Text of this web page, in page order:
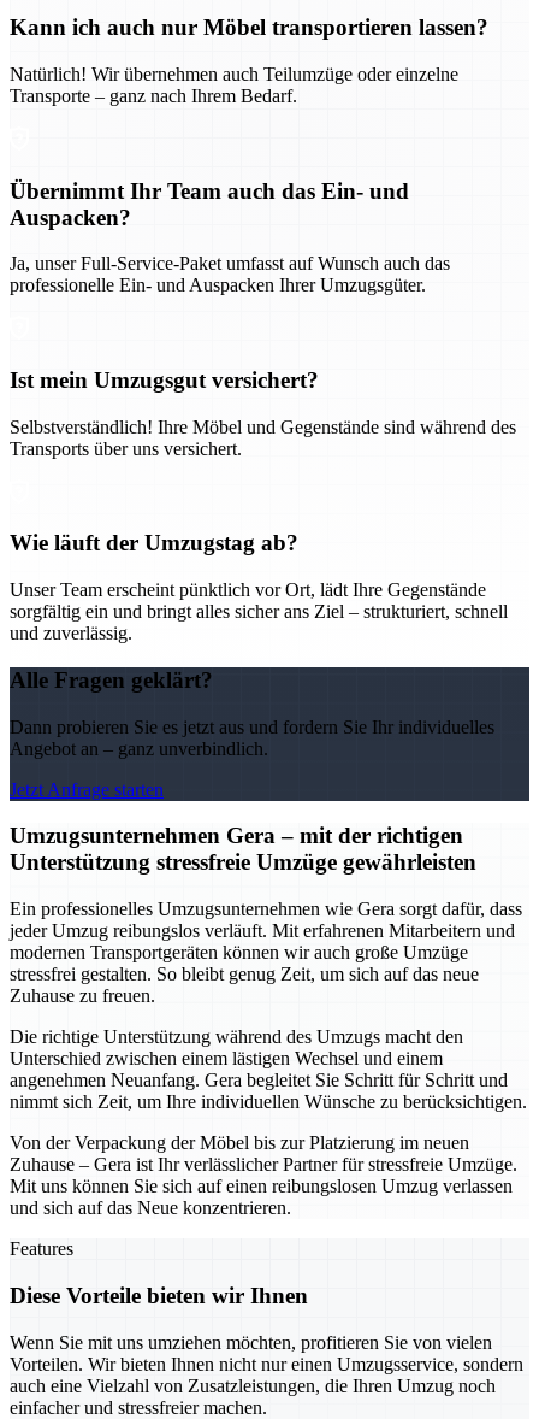
Kann ich auch nur Möbel transportieren lassen?
Natürlich! Wir übernehmen auch Teilumzüge oder einzelne
Transporte – ganz nach Ihrem Bedarf.
Übernimmt Ihr Team auch das Ein- und
Auspacken?
Ja, unser Full-Service-Paket umfasst auf Wunsch auch das
professionelle Ein- und Auspacken Ihrer Umzugsgüter.
Ist mein Umzugsgut versichert?
Selbstverständlich! Ihre Möbel und Gegenstände sind während des
Transports über uns versichert.
Wie läuft der Umzugstag ab?
Unser Team erscheint pünktlich vor Ort, lädt Ihre Gegenstände
sorgfältig ein und bringt alles sicher ans Ziel – strukturiert, schnell
und zuverlässig.
Alle Fragen geklärt?
Dann probieren Sie es jetzt aus und fordern Sie Ihr individuelles
Angebot an – ganz unverbindlich.
Jetzt Anfrage starten
Umzugsunternehmen Gera – mit der richtigen
Unterstützung stressfreie Umzüge gewährleisten
Ein professionelles Umzugsunternehmen wie Gera sorgt dafür, dass
jeder Umzug reibungslos verläuft. Mit erfahrenen Mitarbeitern und
modernen Transportgeräten können wir auch große Umzüge
stressfrei gestalten. So bleibt genug Zeit, um sich auf das neue
Zuhause zu freuen.
Die richtige Unterstützung während des Umzugs macht den
Unterschied zwischen einem lästigen Wechsel und einem
angenehmen Neuanfang. Gera begleitet Sie Schritt für Schritt und
nimmt sich Zeit, um Ihre individuellen Wünsche zu berücksichtigen.
Von der Verpackung der Möbel bis zur Platzierung im neuen
Zuhause – Gera ist Ihr verlässlicher Partner für stressfreie Umzüge.
Mit uns können Sie sich auf einen reibungslosen Umzug verlassen
und sich auf das Neue konzentrieren.
Features
Diese Vorteile bieten wir Ihnen
Wenn Sie mit uns umziehen möchten, profitieren Sie von vielen
Vorteilen. Wir bieten Ihnen nicht nur einen Umzugsservice, sondern
auch eine Vielzahl von Zusatzleistungen, die Ihren Umzug noch
einfacher und stressfreier machen.